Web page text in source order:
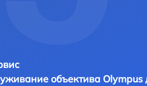
объектива Olympus